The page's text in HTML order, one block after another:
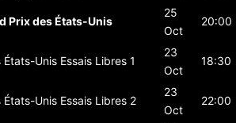
Prix des États-Unis
25
Oct
20:00
États-Unis Essais Libres 1
23
Oct
18:30
États-Unis Essais Libres 2
23
Oct
22:00